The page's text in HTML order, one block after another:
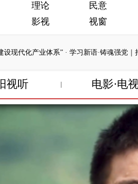
理论 民意
影视 视窗
业体系”·学习新语·铸魂强党｜持之以恒
业体系” 学习新语·铸魂强党｜持之以恒
视听 电影·电